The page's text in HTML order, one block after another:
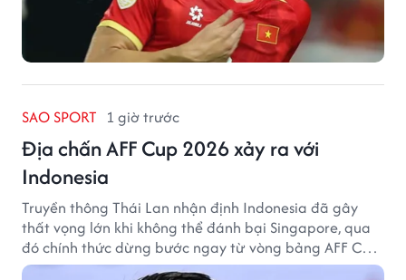
SAO SPORT 1 giờ trước
Địa chấn AFF Cup 2026 xảy ra với
Indonesia
Truyền thông Thái Lan nhận định Indonesia đã gây
thất vọng lớn khi không thể đánh bại Singapore, qua
đó chính thức dừng bước ngay từ vòng bảng AFF Cup
2026.